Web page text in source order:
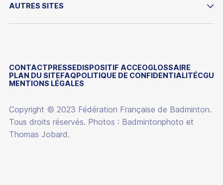
PERFORMER
LA FÉDÉRATION
VIE DES CLUBS
ÉQUIPEMENTS
ACTUALITÉS
AUTRES SITES
YONEX IFB
BOUTIQUE
CARRIÈRES
CONTACTPRESSEDISPOSITIF ACCEOGLOSSAIRE
PLAN DU SITEFAQPOLITIQUE DE CONFIDENTIALITÉCGU
MENTIONS LÉGALES
Copyright © 2023 Fédération Française de Badminton.
Tous droits réservés. Photos : Badmintonphoto et
Thomas Jobard.